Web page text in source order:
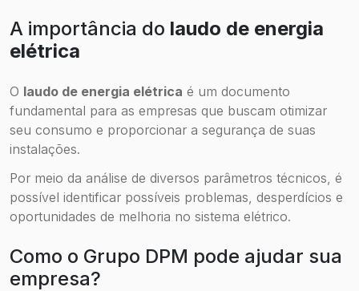
A importância do laudo de energia
elétrica
O laudo de energia elétrica é um documento
fundamental para as empresas que buscam otimizar
seu consumo e proporcionar a segurança de suas
instalações.
Por meio da análise de diversos parâmetros técnicos, é
possível identificar possíveis problemas, desperdícios e
oportunidades de melhoria no sistema elétrico.
Como o Grupo DPM pode ajudar sua
empresa?